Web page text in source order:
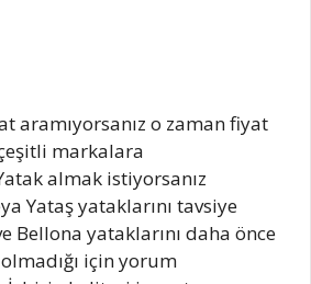
aramıyorsanız o zaman fiyat
markalara
almak istiyorsanız
Yataş yataklarını tavsiye
Bellona yataklarını daha önce
için yorum